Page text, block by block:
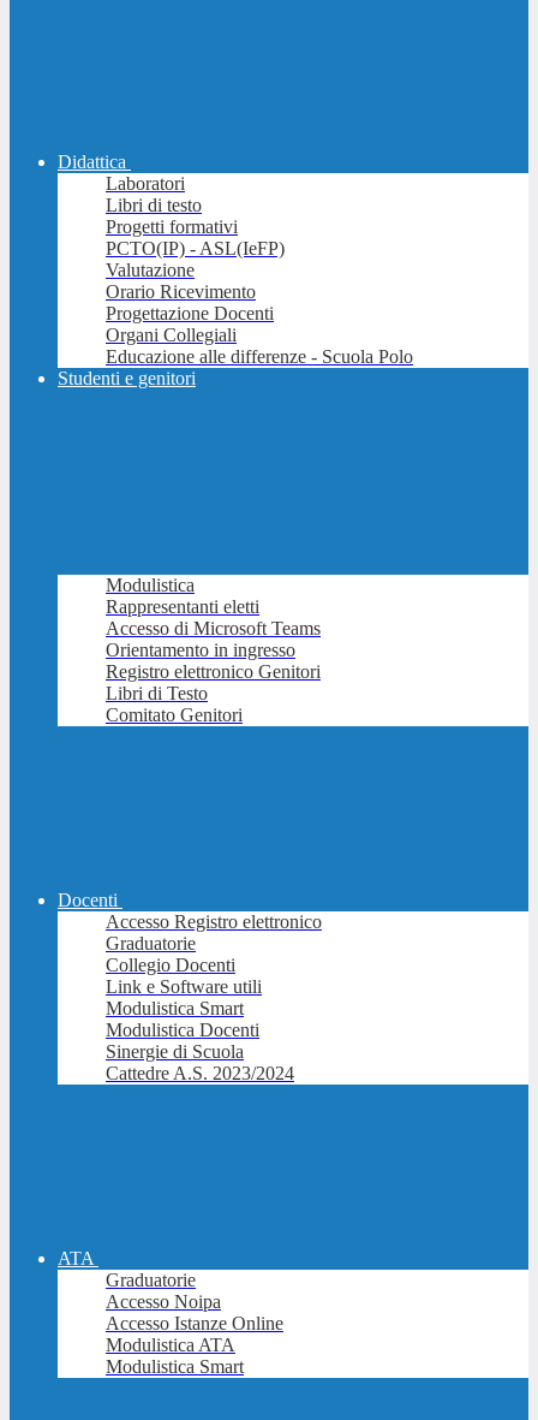
Didattica
Laboratori
Libri di testo
Progetti formativi
PCTO(IP) - ASL(IeFP)
Valutazione
Orario Ricevimento
Progettazione Docenti
Organi Collegiali
Educazione alle differenze - Scuola Polo
Studenti e genitori
Modulistica
Rappresentanti eletti
Accesso di Microsoft Teams
Orientamento in ingresso
Registro elettronico Genitori
Libri di Testo
Comitato Genitori
Docenti
Accesso Registro elettronico
Graduatorie
Collegio Docenti
Link e Software utili
Modulistica Smart
Modulistica Docenti
Sinergie di Scuola
Cattedre A.S. 2023/2024
ATA
Graduatorie
Accesso Noipa
Accesso Istanze Online
Modulistica ATA
Modulistica Smart